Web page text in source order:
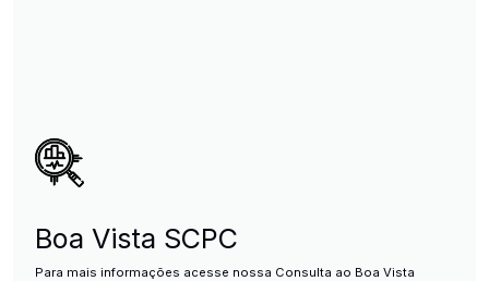
Boa Vista SCPC
Para mais informações acesse nossa Consulta ao Boa Vista